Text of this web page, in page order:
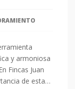
y armoniosa
Fincas Juan
de esta…